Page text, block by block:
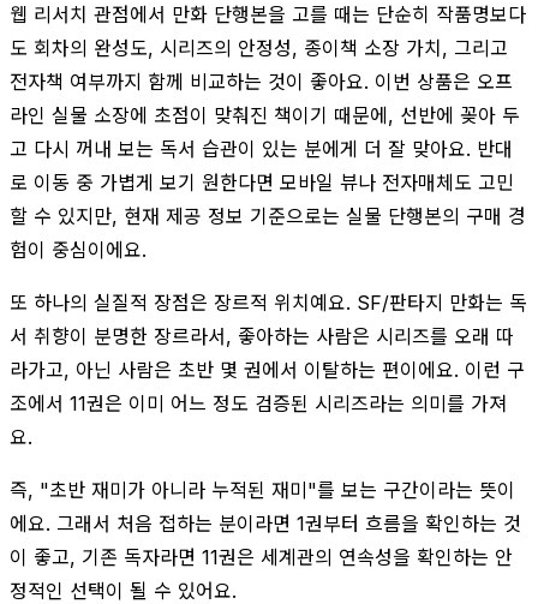
웹 리서치 관점에서 만화 단행본을 고를 때는 단순히 작품명보다
도 회차의 완성도, 시리즈의 안정성, 종이책 소장 가치, 그리고
전자책 여부까지 함께 비교하는 것이 좋아요. 이번 상품은 오프
라인 실물 소장에 초점이 맞춰진 책이기 때문에, 선반에 꽂아 두
고 다시 꺼내 보는 독서 습관이 있는 분에게 더 잘 맞아요. 반대
로 이동 중 가볍게 보기 원한다면 모바일 뷰나 전자매체도 고민
할 수 있지만, 현재 제공 정보 기준으로는 실물 단행본의 구매 경
험이 중심이에요.
또 하나의 실질적 장점은 장르적 위치예요. SF/판타지 만화는 독
서 취향이 분명한 장르라서, 좋아하는 사람은 시리즈를 오래 따
라가고, 아닌 사람은 초반 몇 권에서 이탈하는 편이에요. 이런 구
조에서 11권은 이미 어느 정도 검증된 시리즈라는 의미를 가져
요.
즉, "초반 재미가 아니라 누적된 재미"를 보는 구간이라는 뜻이
에요. 그래서 처음 접하는 분이라면 1권부터 흐름을 확인하는 것
이 좋고, 기존 독자라면 11권은 세계관의 연속성을 확인하는 안
정적인 선택이 될 수 있어요.